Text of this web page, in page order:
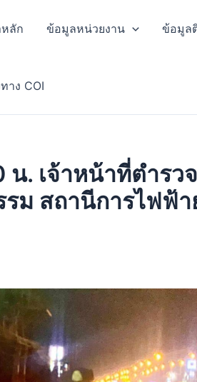
ลัก ข้อมูลหน่วยงาน ข้อมูล
าง COI
. เจ้าหน้าที่ตำร
ม สถานีการไฟฟ้